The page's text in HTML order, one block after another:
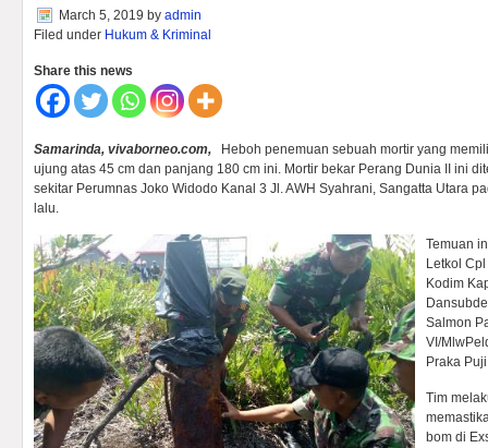
March 5, 2019 by admin
Filed under Hukum & Kriminal
Share this news
Samarinda, vivaborneo.com, Heboh penemuan sebuah mortir yang
ujung atas 45 cm dan panjang 180 cm ini. Mortir bekar Perang Dunia II ini
sekitar Perumnas Joko Widodo Kanal 3 Jl. AWH Syahrani, Sangatta Utara
lalu.
Temuan
Letkol
Kodim
Salmon
VI/
Praka
Tim
bom di